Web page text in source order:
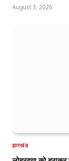
August 3, 2026
झारखंड